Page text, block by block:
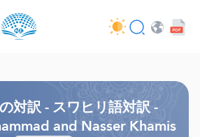
供サービス - API
対訳 - スワヒリ語対訳 -
and Nasser Khamis